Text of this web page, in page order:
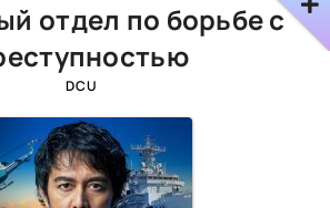
отдел по борьбе с
DCU